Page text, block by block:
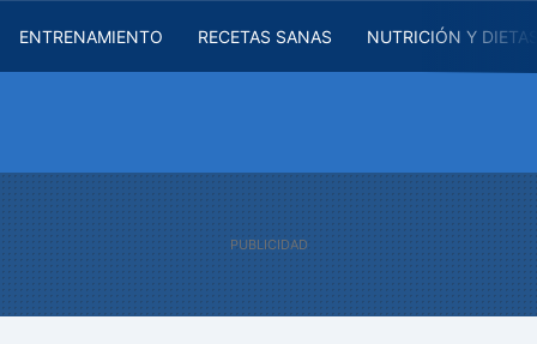
ENTRENAMIENTO RECETAS SANAS NUTRICIÓN Y